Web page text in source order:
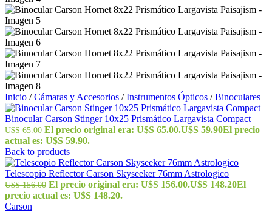
Inicio / Cámaras y Accesorios / Instrumentos Ópticos / Binoculares
Binocular Carson Stinger 10x25 Prismático Largavista Compact
U$S65.00 El precio original era: U$S 65.00.U$S 59.90El precio
actual es: U$S 59.90.
Back to products
Telescopio Reflector Carson Skyseeker 76mm Astrologico
U$S156.00 El precio original era: U$S 156.00.U$S 148.20El
precio actual es: U$S 148.20.
Carson